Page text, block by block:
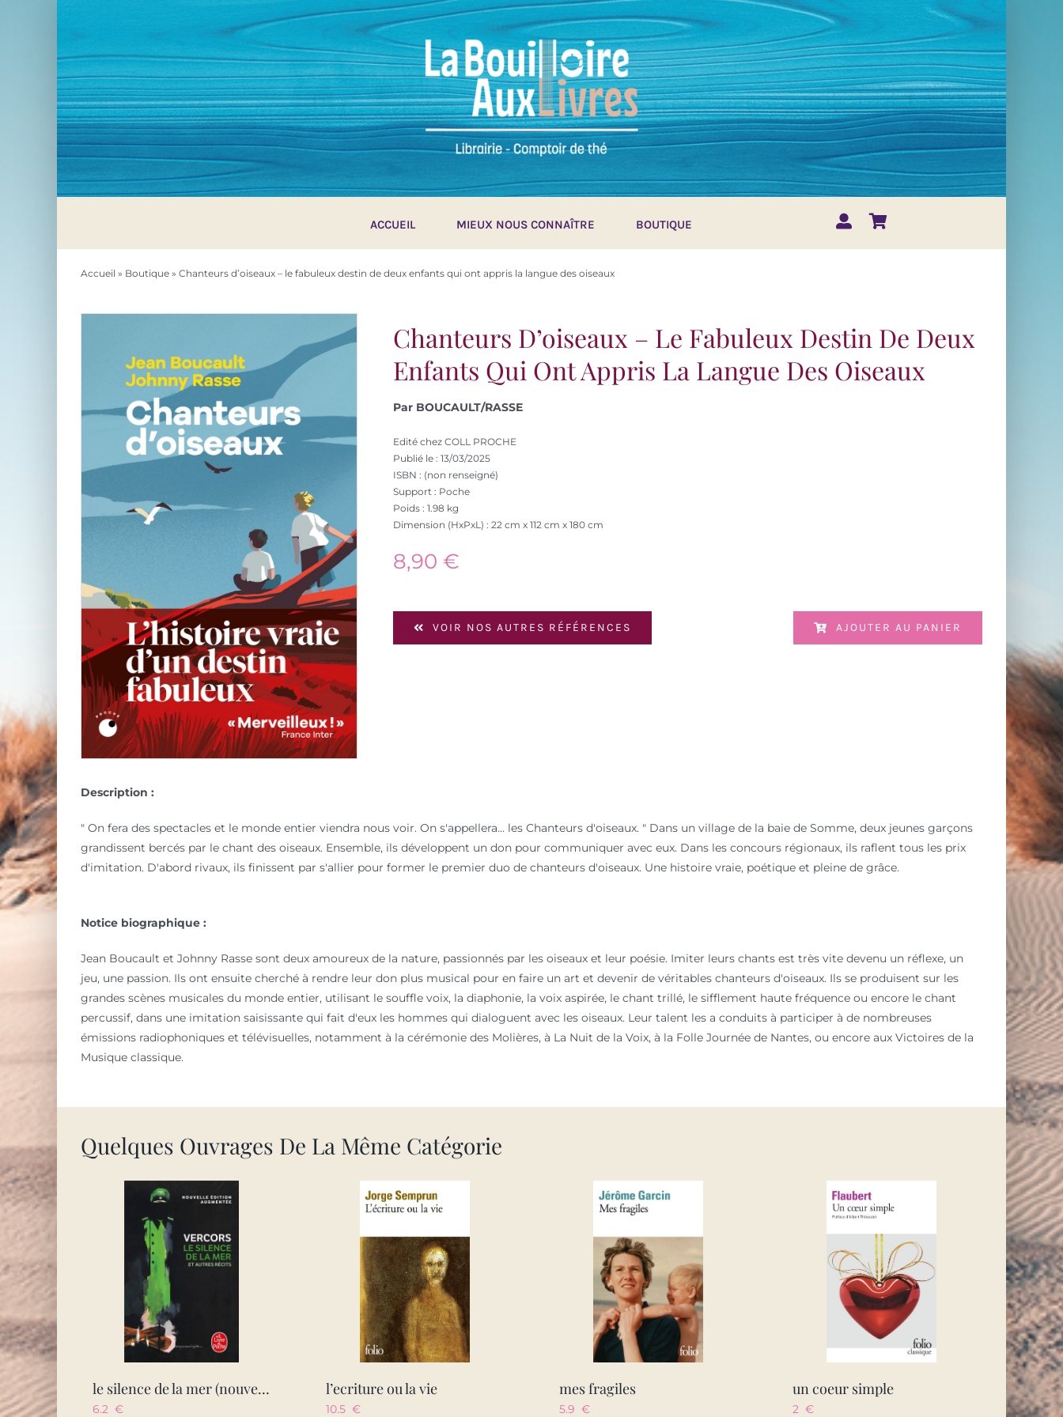
ACCUEIL MIEUX NOUS CONNAÎTRE BOUTIQUE
Accueil » Boutique» Chanteurs d’oiseaux – le fabuleux destin de deux enfants qui ont appris la langue des oiseaux
Chanteurs D’oiseaux – Le Fabuleux Destin De Deux
Enfants Qui Ont Appris La Langue Des Oiseaux
Par BOUCAULT/RASSE
Edité chez COLL PROCHE
Publié le : 13/03/2025
ISBN : (non renseigné)
Support : Poche
Poids : 1.98 kg
Dimension (HxPxL) : 22 cm x 112 cm x 180 cm
8,90€
VOIR NOS AUTRES RÉFÉRENCES AJOUTER AU PANIER
Description :
" On fera des spectacles et le monde entier viendra nous voir. On s'appellera... les Chanteurs d'oiseaux. " Dans un village de la baie de Somme, deux jeunes garçons
grandissent bercés par le chant des oiseaux. Ensemble, ils développent un don pour communiquer avec eux. Dans les concours régionaux, ils raflent tous les prix
d'imitation. D'abord rivaux, ils finissent par s'allier pour former le premier duo de chanteurs d'oiseaux. Une histoire vraie, poétique et pleine de grâce.
Notice biographique :
Jean Boucault et Johnny Rasse sont deux amoureux de la nature, passionnés par les oiseaux et leur poésie. Imiter leurs chants est très vite devenu un réflexe, un
jeu, une passion. Ils ont ensuite cherché à rendre leur don plus musical pour en faire un art et devenir de véritables chanteurs d'oiseaux. Ils se produisent sur les
grandes scènes musicales du monde entier, utilisant le souffle voix, la diaphonie, la voix aspirée, le chant trillé, le sifflement haute fréquence ou encore le chant
percussif, dans une imitation saisissante qui fait d'eux les hommes qui dialoguent avec les oiseaux. Leur talent les a conduits à participer à de nombreuses
émissions radiophoniques et télévisuelles, notamment à la cérémonie des Molières, à La Nuit de la Voix, à la Folle Journée de Nantes, ou encore aux Victoires de la
Musique classique.
Quelques Ouvrages De La Même Catégorie
le silence de la mer (nouvelle edition)
6.2 €
l’ecriture ou la vie
10.5 €
mes fragiles
5.9 €
un coeur simple
2 €